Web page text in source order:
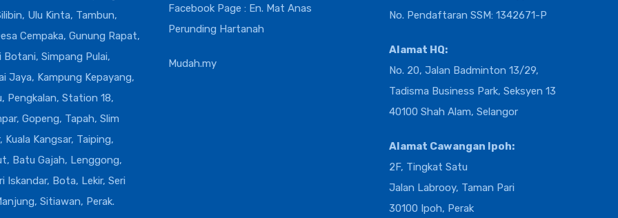
Ulu Kinta, Tambun,
Cempaka, Gunung Rapat,
Botani, Simpang Pulai,
Jaya, Kampung Kepayang,
Pengkalan, Station 18,
Gopeng, Tapah, Slim
Kuala Kangsar, Taiping,
Batu Gajah, Lenggong,
Iskandar, Bota, Lekir, Seri
Sitiawan, Perak.
Facebook Page : En. Mat Anas
Perunding Hartanah
Mudah.my
No. Pendaftaran SSM: 1342671-P
Alamat HQ:
No. 20, Jalan Badminton 13/29,
Tadisma Business Park, Seksyen 13
40100 Shah Alam, Selangor
Alamat Cawangan Ipoh:
2F, Tingkat Satu
Jalan Labrooy, Taman Pari
30100 Ipoh, Perak